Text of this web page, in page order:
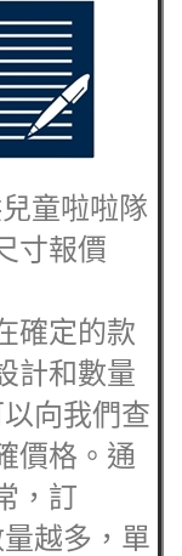
童啦啦隊
寸報價
確定的款
計和數量
向我們查
價格。通
，訂
越多，單